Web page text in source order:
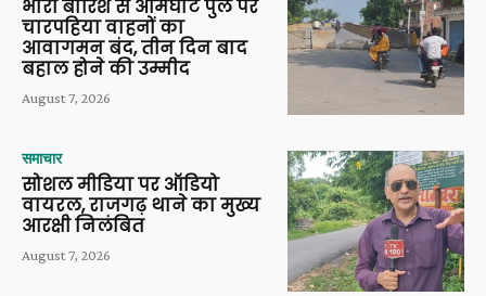
भारी बारिश से आमघाट पुल पर
चारपहिया वाहनों का
आवागमन बंद, तीन दिन बाद
बहाल होने की उम्मीद
August 7, 2026
समाचार
सोशल मीडिया पर ऑडियो
वायरल, राजगढ़ थाने का मुख्य
आरक्षी निलंबित
August 7, 2026